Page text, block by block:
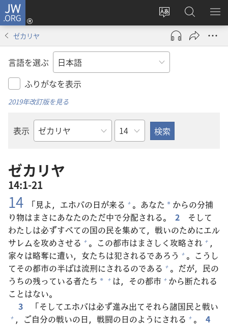
JW.ORG
サ
イ
ト
の
言
え
る
ロ
グ
ン
し
で
開
JW.ORG
の
検
メ
を
ゼカリヤ
言語を選ぶ
ふりがなを表示
2019年改訂版を見る
表示
聖
の
書
名
章
ゼカリヤ
14:1-21
14 「見よ，エホバの日が来る + 。あなた * からの分捕
り物はまさにあなたのただ中で分配される。 2
そして
わたしは必ずすべての国の民を集めて， 戦いのためにエル
サレムを攻めさせる + 。この都市はまさしく 攻略され + ，
家々 は略奪に遭い， 女たちは犯されるであろう + 。こうし
てその都市の半ばは流刑にされるのである + 。だが， 民の
うちの残っている者たち * + は，その都市 + から断たれる
ことはない。
3
「そしてエホバは必ず進み出てそれら諸国民と戦い
+ ，ご自分の戦いの日， 戦闘の日のようにされる + 。
4